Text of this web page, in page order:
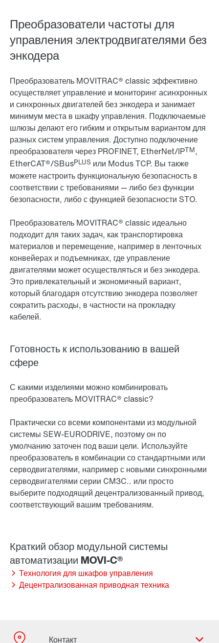
Преобразователи частоты для
управления электродвигателями без
энкодера
Преобразователь MOVITRAC® classic эффективно
осуществляет управление и мониторинг асинхронных
и синхронных двигателей без энкодера и занимает
минимум места в шкафу управления. Подключаемые
шлюзы делают его гибким и открытым вариантом для
разных систем управления. Доступно подключение
преобразователя через PROFINET, EtherNet/IPTM,
EtherCAT®/SBusPLUS или Modus TCP. Вы также
можете настроить функциональную безопасность в
соответствии с требованиями — либо без функции
безопасности, либо с функцией безопасности STO.
Преобразователь MOVITRAC® classic идеально
подходит для таких задач, как транспортировка
материалов и перемещение, например в ленточных
конвейерах и подъемниках, где управление
двигателями может осуществляться и без энкодера.
Это привлекательный и экономичный вариант,
который благодаря отсутствию энкодера позволяет
сократить расходы, в частности на прокладку
кабелей.
Готовность к использованию в вашей
сфере
С какими изделиями можно комбинировать
преобразователь MOVITRAC® classic?
Практически со всеми компонентами из модульной
системы SEW-EURODRIVE, поэтому он по
умолчанию заточен под ваши цели. Используйте
преобразователь в комбинации со стандартными или
серводвигателями, например с новыми синхронными
серводвигателями серии CM3C.. или просто
выберите подходящий децентрализованный привод,
соответствующий вашим требованиям.
Технология для шкафов управления
Децентрализованная приводная техника